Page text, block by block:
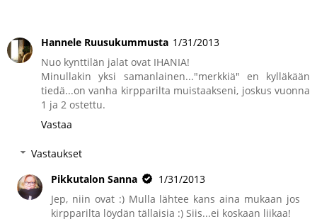
Hannele Ruusukummusta 1/31/2013
Nuo kynttilän jalat ovat IHANIA!
Minullakin yksi samanlainen..."merkkiä" en kylläkään
tiedä...on vanha kirpparilta muistaakseni, joskus vuonna
1 ja 2 ostettu.
Vastaa
Vastaukset
Pikkutalon Sanna
1/31/2013
Jep, niin ovat :) Mulla lähtee kans aina mukaan jos
kirpparilta löydän tällaisia :) Siis...ei koskaan liikaa!